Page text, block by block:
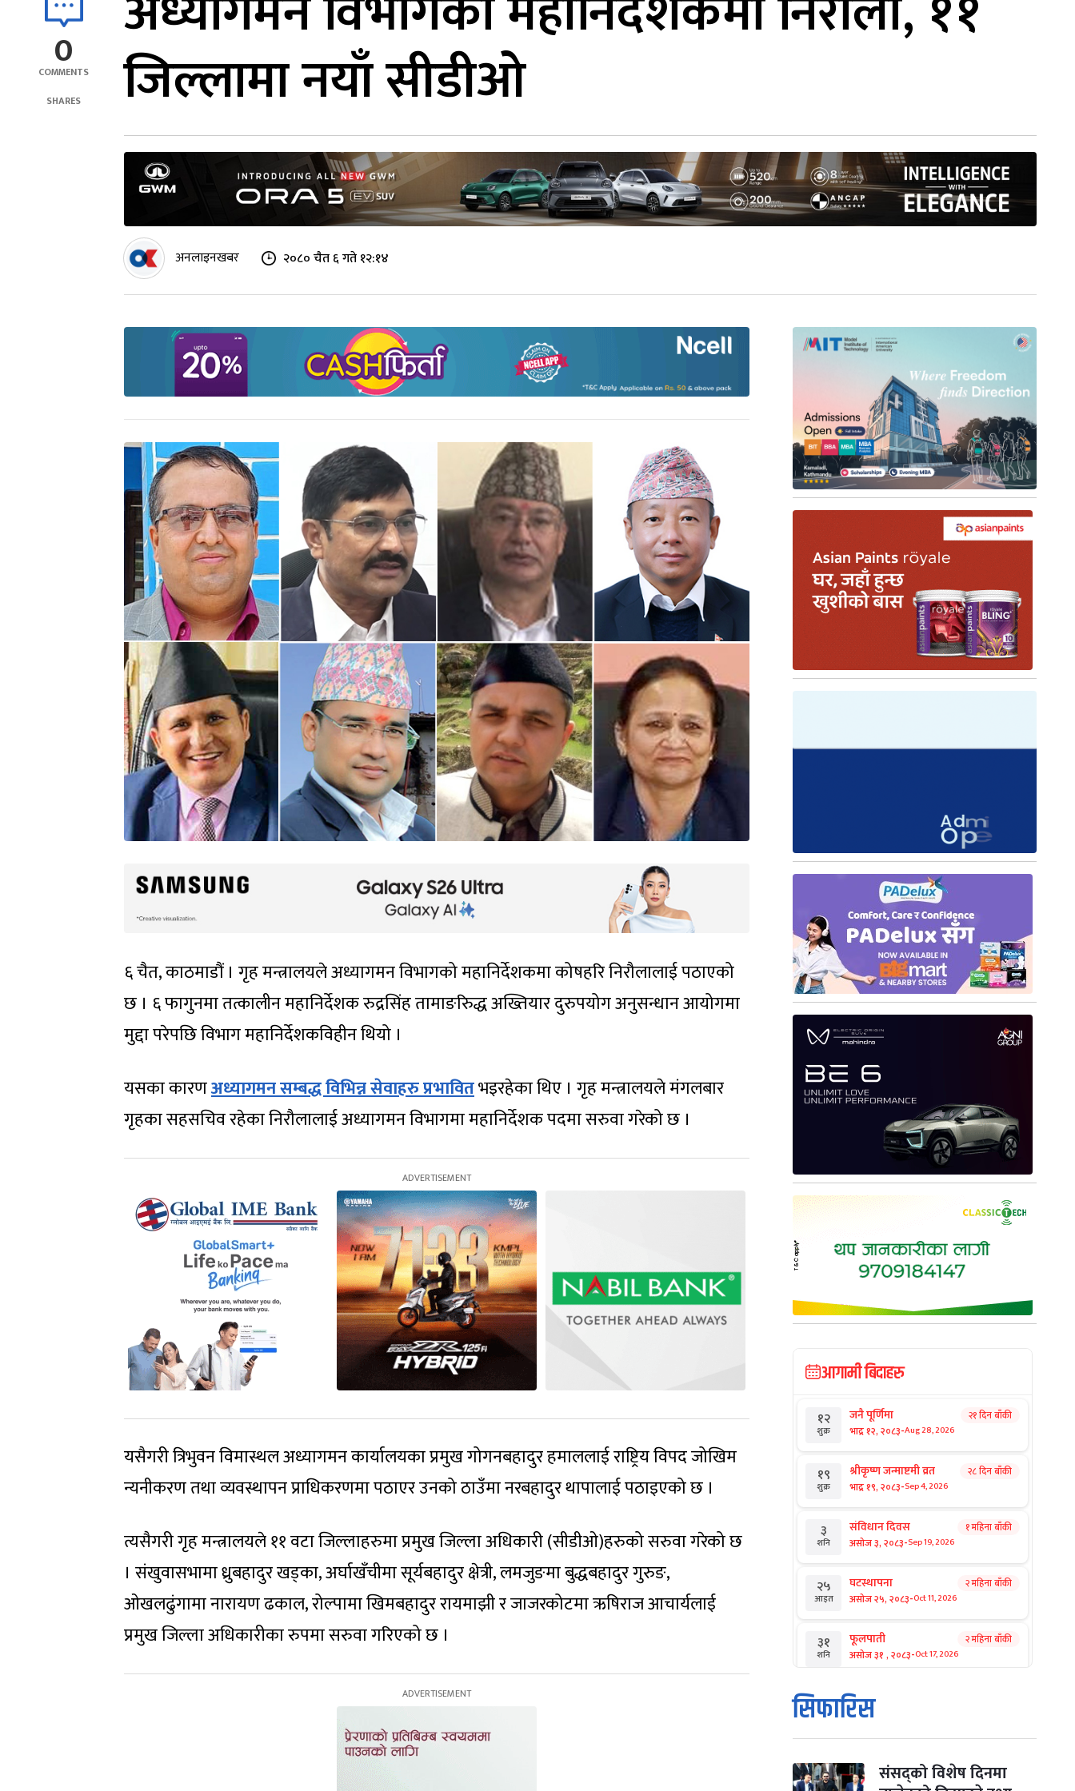
0
COMMENTS
SHARES
जिल्लामा नयाँ सीडीओ
अनलाइनखबर २०८० चैत ६ गते १२:१४
६ चैत, काठमाडौं । गृह मन्त्रालयले अध्यागमन विभागको महानिर्देशकमा कोषहरि निरौलालाई पठाएको
छ । ६ फागुनमा तत्कालीन महानिर्देशक रुद्रसिंह तामाङरिुद्ध अख्तियार दुरुपयोग अनुसन्धान आयोगमा
मुद्दा परेपछि विभाग महानिर्देशकविहीन थियो ।
यसका कारणअध्यागमन सम्बद्ध विभिन्न सेवाहरु प्रभावितभइरहेका थिए । गृह मन्त्रालयले मंगलबार
गृहका सहसचिव रहेका निरौलालाई अध्यागमन विभागमा महानिर्देशक पदमा सरुवा गरेको छ ।
यसैगरी त्रिभुवन विमास्थल अध्यागमन कार्यालयका प्रमुख गोगनबहादुर हमाललाई राष्ट्रिय विपद जोखिम
न्यनीकरण तथा व्यवस्थापन प्राधिकरणमा पठाएर उनको ठाउँमा नरबहादुर थापालाई पठाइएको छ ।
त्यसैगरी गृह मन्त्रालयले ११ वटा जिल्लाहरुमा प्रमुख जिल्ला अधिकारी (सीडीओ)हरुको सरुवा गरेको छ
। संखुवासभामा ध्रुबहादुर खड्का, अर्घाखँचीमा सूर्यबहादुर क्षेत्री, लमजुङमा बुद्धबहादुर गुरुङ,
ओखलढुंगामा नारायण ढकाल, रोल्पामा खिमबहादुर रायमाझी र जाजरकोटमा ऋषिराज आचार्यलाई
प्रमुख जिल्ला अधिकारीका रुपमा सरुवा गरिएको छ ।
आगामी बिदाहरु
१२
शुक्र
जनै पूर्णिमा
भाद्र १२, २०८३-Aug 28, 2026
२१ दिन बाँकी
१९
शुक्र
श्रीकृष्ण जन्माष्टमी व्रत
भाद्र १९, २०८३-Sep 4, 2026
२८ दिन बाँकी
३
शनि
संविधान दिवस
असोज ३, २०८३-Sep 19, 2026
१ महिना बाँकी
२५
आइत
घटस्थापना
असोज २५, २०८३-Oct 11, 2026
२ महिना बाँकी
३१
शनि
फूलपाती
असोज ३१ , २०८३-Oct 17, 2026
२ महिना बाँकी
१
आइत
कार्तिक सङ्क्रान्ति
कार्तिक १, २०८३
मंगल कार्तिक ३, २०८३-Oct 20, 2026
सिफारिस
संसद्को विशेष दिनमा